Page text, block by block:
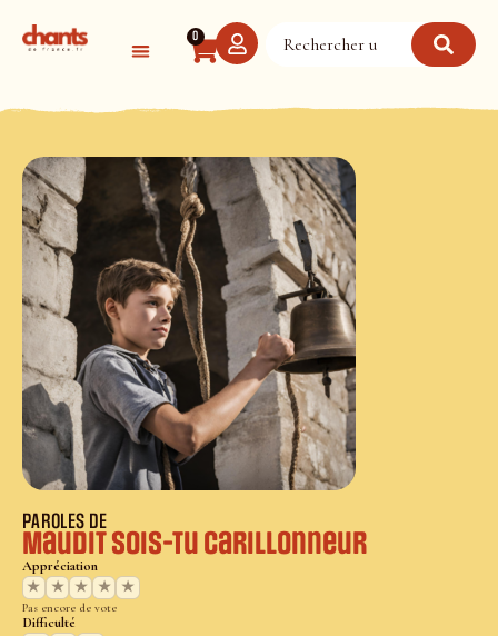
0
PAROLES DE
Maudit sois-tu carillonneur
Appréciation
★
★ ★ ★ ★
Pas encore de vote
Difficulté